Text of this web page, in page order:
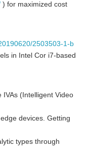
) for maximized cost
2503503-1-b
in Intel Cor i7-based
IVAs (Intelligent Video
devices. Getting
types through